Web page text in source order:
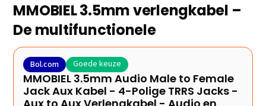
MMOBIEL 3.5mm verlengkabel –
De multifunctionele
Bol.com Goede keuze
MMOBIEL 3.5mm Audio Male to Female
Jack Aux Kabel - 4-Polige TRRS Jacks -